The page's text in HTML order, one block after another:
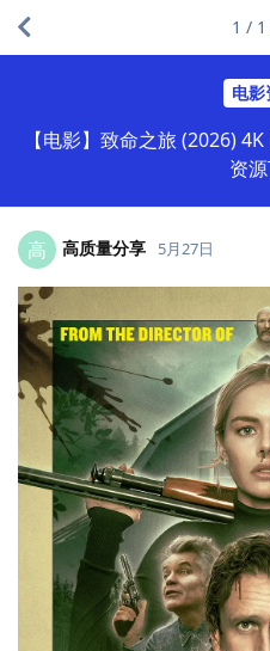
电影
【电影】致命之旅 (2026)
资
1 / 1
高 高质量分享 5月27日